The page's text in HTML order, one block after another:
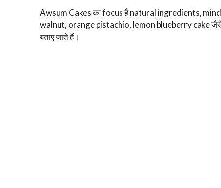
Awsum Cakes का focus है natural ingredients,
walnut, orange pistachio, lemon blueberry cake
बताए जाते हैं।